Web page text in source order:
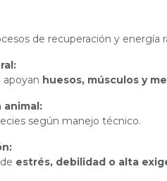
de recuperación y energía
apoyan huesos, músculos y
animal:
según manejo técnico.
estrés, debilidad o alta